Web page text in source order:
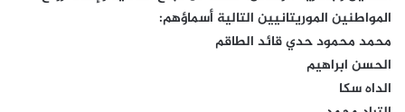
المواطنين الموريتانيين التالية أسماؤهم:
محمد محمود حدي قائد الطاقم
الحسن ابراهيم
الداه سكا